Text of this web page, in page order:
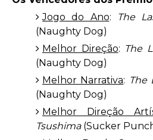
Jogo do Ano:
The
(Naughty Dog)
Melhor Direção: The
(Naughty Dog)
Melhor Narrativa: The
(Naughty Dog)
Melhor Direção
Tsushima(Sucker